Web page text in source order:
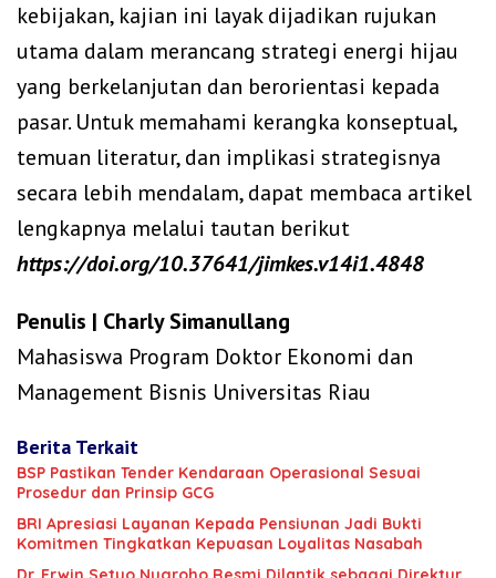
kebijakan, kajian ini layak dijadikan rujukan
utama dalam merancang strategi energi hijau
yang berkelanjutan dan berorientasi kepada
pasar. Untuk memahami kerangka konseptual,
temuan literatur, dan implikasi strategisnya
secara lebih mendalam, dapat membaca artikel
lengkapnya melalui tautan berikut
https://doi.org/10.37641/jimkes.v14i1.4848
Penulis | Charly Simanullang
Mahasiswa Program Doktor Ekonomi dan
Management Bisnis Universitas Riau
Berita Terkait
BSP Pastikan Tender Kendaraan Operasional Sesuai
Prosedur dan Prinsip GCG
BRI Apresiasi Layanan Kepada Pensiunan Jadi Bukti
Komitmen Tingkatkan Kepuasan Loyalitas Nasabah